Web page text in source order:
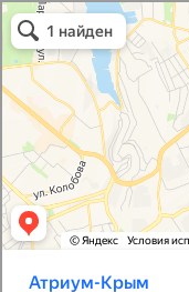
Атриум-Крым
Системы водоснабжения,
Снабжение строительных